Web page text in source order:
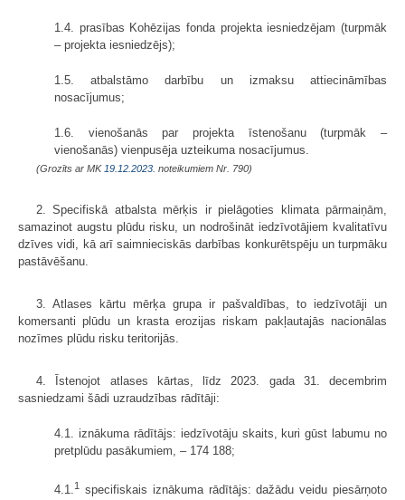
1.4. prasības Kohēzijas fonda projekta iesniedzējam (turpmāk
– projekta iesniedzējs);
1.5. atbalstāmo darbību un izmaksu attiecināmības
nosacījumus;
1.6. vienošanās par projekta īstenošanu (turpmāk –
vienošanās) vienpusēja uzteikuma nosacījumus.
(Grozīts ar MK 19.12.2023. noteikumiem Nr. 790)
2. Specifiskā atbalsta mērķis ir pielāgoties klimata pārmaiņām,
samazinot augstu plūdu risku, un nodrošināt iedzīvotājiem kvalitatīvu
dzīves vidi, kā arī saimnieciskās darbības konkurētspēju un turpmāku
pastāvēšanu.
3. Atlases kārtu mērķa grupa ir pašvaldības, to iedzīvotāji un
komersanti plūdu un krasta erozijas riskam pakļautajās nacionālas
nozīmes plūdu risku teritorijās.
4. Īstenojot atlases kārtas, līdz 2023. gada 31. decembrim
sasniedzami šādi uzraudzības rādītāji:
4.1. iznākuma rādītājs: iedzīvotāju skaits, kuri gūst labumu no
pretplūdu pasākumiem, – 174 188;
4.1. 1
specifiskais iznākuma rādītājs: dažādu veidu piesārņoto